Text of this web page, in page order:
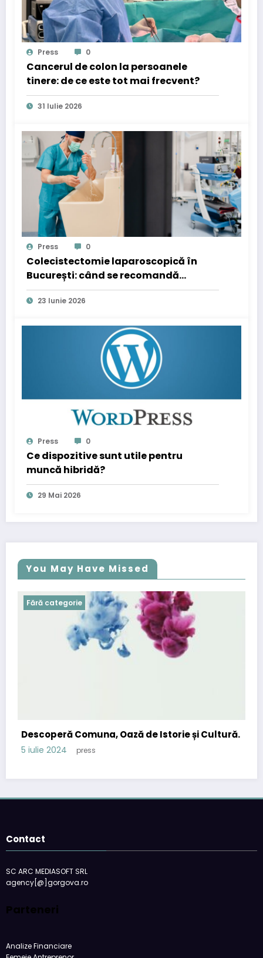
Press 0
Cancerul de colon la persoanele
tinere: de ce este tot mai frecvent?
31 Iulie 2026
Press 0
Colecistectomie laparoscopică în
București: când se recomandă
operația de fiere
23 Iunie 2026
Press 0
Ce dispozitive sunt utile pentru
muncă hibridă?
29 Mai 2026
You May Have Missed
Fără categorie
Descoperă Comuna, Oază de Istorie și Cultură.
5 iulie 2024 press
Contact
SC ARC MEDIASOFT SRL
agency[@]gorgova.ro
Parteneri
Analize Financiare